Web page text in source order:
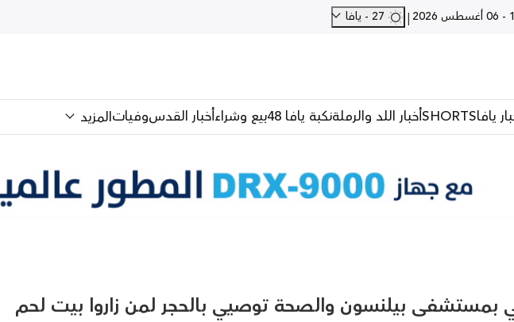
- 06 أغسطس 2026 |
يافاSHORTSأخبار اللد والرملةنكبة يافا 48 بيع وشراءأخبار القدسوفياتالمزيد
بيلنسون والصحة توصيي بالحجر لمن زاروا بيت لحم